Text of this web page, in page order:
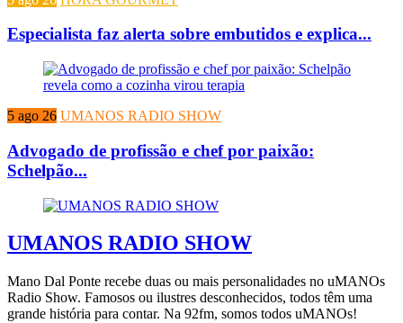
Especialista faz alerta sobre embutidos e explica...
5 ago 26 UMANOS RADIO SHOW
Advogado de profissão e chef por paixão:
Schelpão...
UMANOS RADIO SHOW
Mano Dal Ponte recebe duas ou mais personalidades no uMANOs
Radio Show. Famosos ou ilustres desconhecidos, todos têm uma
grande história para contar. Na 92fm, somos todos uMANOs!